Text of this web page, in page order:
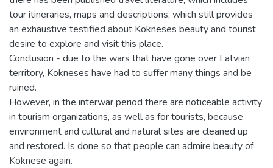
tour itineraries, maps and descriptions, which still provides
an exhaustive testified about Kokneses beauty and tourist
desire to explore and visit this place.
Conclusion - due to the wars that have gone over Latvian
territory, Kokneses have had to suffer many things and be
ruined.
However, in the interwar period there are noticeable activity
in tourism organizations, as well as for tourists, because
environment and cultural and natural sites are cleaned up
and restored. Is done so that people can admire beauty of
Koknese again.